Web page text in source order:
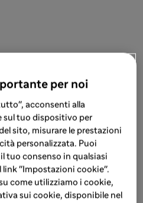
per noi
acconsenti alla
sul tuo dispositivo per
sito, misurare le prestazioni
personalizzata. Puoi
tuo consenso in qualsiasi
"Impostazioni cookie".
come utilizziamo i cookie,
sui cookie, disponibile nel